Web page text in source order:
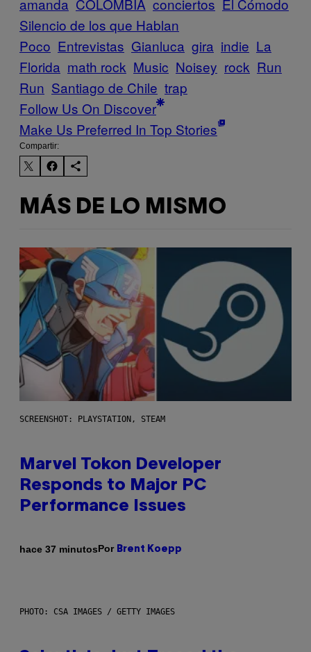
amanda COLOMBIA conciertos El Cómodo
Silencio de los que Hablan
Poco Entrevistas Gianluca gira indie La
Florida math rock Music Noisey rock Run
Run Santiago de Chile trap
Follow Us On Discover
Make Us Preferred In Top Stories
Compartir:
MÁS DE LO MISMO
SCREENSHOT: PLAYSTATION, STEAM
Marvel Tokon Developer
Responds to Major PC
Performance Issues
hace 37 minutosPor Brent Koepp
PHOTO: CSA IMAGES / GETTY IMAGES